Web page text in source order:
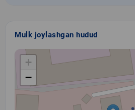
Mulk joylashgan hudud
+
−